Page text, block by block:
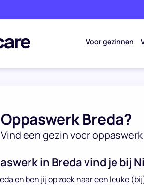
Voor gezinnen
Oppaswerk Breda?
Vind een gezin voor
in Breda vind je bij
en ben jij op zoek naar een leuke